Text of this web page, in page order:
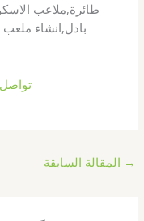
طائرة,ملاعب
بادل,انشاء
→ المقالة السابقة